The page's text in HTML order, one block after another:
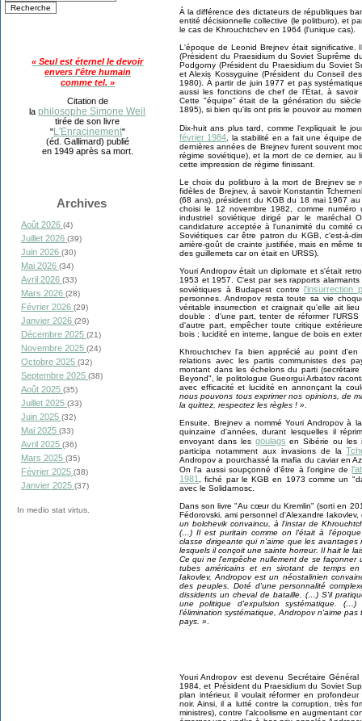
« Seul est éternel le devoir
envers l'être humain
comme tel. »
Citation de
laphilosophe Simone Weil
tirée de son livre
"L'Enracinement"
(éd. Gallimard) publié
en 1949 après sa mort.
Archives
Août 2026 (4)
Juillet 2026 (39)
Juin 2026 (30)
Mai 2026 (34)
Avril 2026 (33)
Mars 2026 (28)
Février 2026 (29)
Janvier 2026 (29)
Décembre 2025 (21)
Novembre 2025 (24)
Octobre 2025 (32)
Septembre 2025 (38)
Août 2025 (35)
Juillet 2025 (33)
Juin 2025 (32)
Mai 2025 (33)
Avril 2025 (36)
Mars 2025 (35)
Février 2025 (38)
Janvier 2025 (37)
In medio stat virtus.
À la différence des dictateurs de républiques
entité décisionnelle collective (le politburo), et
le cas de Khrouchtchev en 1964 (l'unique cas).
L'époque de Leonid Brejnev était significative.
(Président du Praesidium du Soviet Suprême
Podgorny (Président du Praesidium du Soviet
et Alexis Kossyguine (Président du Conseil
1980). Àpartir de juin 1977 et pas
aussi les fonctions de chef de l'État, à savoir
Cette "équipe" était de la génération du
1895), si bien qu'ils ont pris le pouvoir au
Dix-huit ans plus tard, comme l'expliquait le
février 1984, la stabilité en a fait une équipe
dernières années de Brejnev furent souvent
régime soviétique), et la mort de ce dernier,
cette impression de régime finissant.
Le choix du politburo à la mort de Brejnev se
fidèles de Brejnev, à savoir Konstantin
(68 ans), président du KGB du 18 mai 1967
choisi le 12 novembre 1982, comme
industriel soviétique dirigé par le maréchal
candidature acceptée à l'unanimité du comité
Soviétiques car être patron du KGB, c'est-à-
arrière-goût de crainte justifiée, mais en même
des guillemets car on était en URSS).
Youri Andropov était un diplomate et s'était
1953 et 1957. C'est par ses rapports
soviétiques à Budapest contre
l'insurrection
personnes. Andropov resta toute sa vie
véritable insurrection et craignait qu'elle ait
double : d'une part, tenter de réformer
d'autre part, empêcher toute critique
bois ; lucidité en interne, langue de bois en
Khrouchtchev l'a bien apprécié au point
relations avec les partis communistes des
montant dans les échelons du parti
Beyond", le politologue Gueorgui Arbatov
avec efficacité et lucidité en annonçant la
nous pouvons tous exprimer nos opinions, de
la quittez, respectez les règles ! ».
Ensuite, Brejnev a nommé Youri Andropov à
quinzaine d'années, durant lesquelles il
envoyant dans les goulags en Sibérie ou les
participa notamment aux invasions de la
Andropov a pourchassé la mafia du caviar en
On l'a aussi soupçonné d'être à l'origine de
1981 , fiché par le KGB en 1973 comme un
avec le Solidarnosc.
Dans son livre"Au cœur du Kremlin" (sorti en
Fédorovski, ami personnel d'Alexandre
un bolchevik convaincu, à l'instar de
(…) Il est puritain comme on l'était à
classe dirigeante qui n'aime que les
lesquels il conçoit une sainte horreur. Il hait le
Ce qui ne l'empêche nullement de se
tubes américains et en sirotant de temps
Iakovlev, Andropov est un néostalinien
des peuples. Doté d'une personnalité
dissidents un cheval de bataille. (…) S'il
une politique d'expulsion systématique. (…)
l'élimination systématique, Andropov n'aime
pays. ».
Youri Andropov est devenu Secrétaire
1984, et Président du Praesidium du Soviet
plan intérieur, il voulait réformer en
noir. Ainsi, il a lutté contre la corruption, très
ministres), contre l'alcoolisme en augmentant